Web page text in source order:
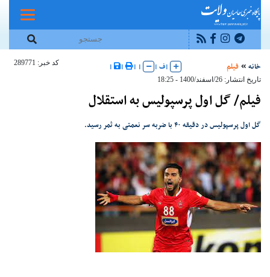
خانه فیلم |ف |
|
|
|
|
کد خبر: 289771
تاریخ انتشار: 26/اسفند/1400 - 18:25
فیلم/ گل اول پرسپولیس به استقلال
گل اول پرسپولیس در دقیقه ۴۰ با ضربه سر نعمتی به ثمر رسید.